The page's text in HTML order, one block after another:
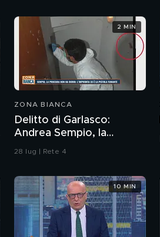
ZONA BIANCA
Delitto di Garlasco:
Andrea Sempio, la
Procura di Pavia non ha
28 lug | Rete 4
2 MIN
10 MIN